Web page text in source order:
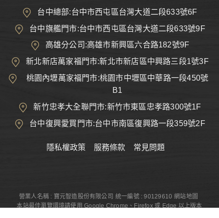
台中總部:台中市西屯區台灣大道二段633號6F
台中旗艦門市:台中市西屯區台灣大道二段633號9F
高雄分公司:高雄市新興區六合路182號9F
新北新店萬家福門市:新北市新店區中興路三段1號3F
桃園內壢萬家福門市:桃園市中壢區中華路一段450號
B1
新竹忠孝大全聯門市:新竹市東區忠孝路300號1F
台中復興愛買門市:台中市南區復興路一段359號2F
隱私權政策 服務條款 常見問題
營業人名稱 : 寶元智造股份有限公司 統一編號 : 90129610 網站地圖
本站最佳瀏覽環境請使用 Google Chrome、Firefox 或 Edge 以上版本